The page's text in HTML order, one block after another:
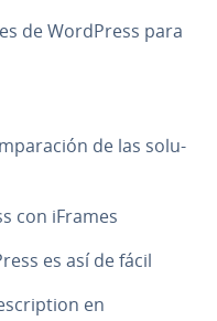
de WordPress para
de las so­lu­
con iFrames
es así de fácil
en